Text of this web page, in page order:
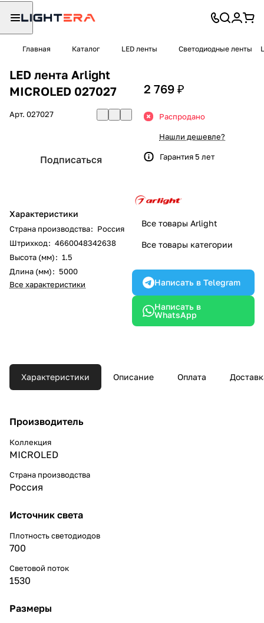
Главная Каталог LED ленты Светодиодные ленты
LED лента Arlight
MICROLED 027027
Арт. 027027
Подписаться
Характеристики
Страна производства: Россия
Штрихкод: 4660048342638
Высота (мм): 1.5
Длина (мм): 5000
Все характеристики
2 769 ₽
Распродано
Нашли дешевле?
Гарантия 5 лет
Все товары Arlight
Все товары категории
Написать в Telegram
Написать в
WhatsApp
Характеристики Описание Оплата
Производитель
Коллекция
MICROLED
Страна производства
Россия
Источник света
Плотность светодиодов
700
Световой поток
1530
Размеры